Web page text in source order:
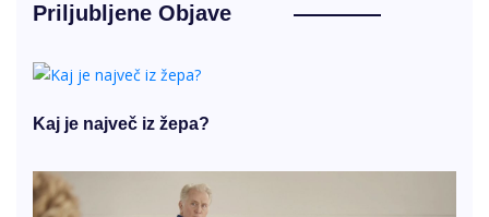
Priljubljene Objave
Kaj je največ iz žepa?